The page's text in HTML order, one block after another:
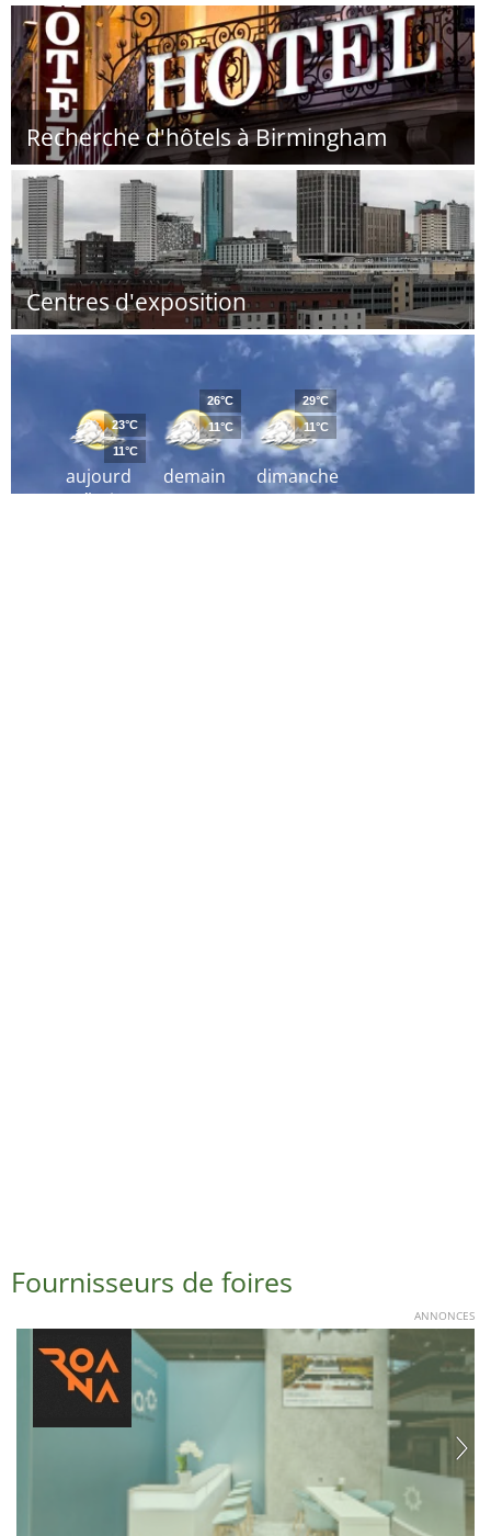
Recherche d'hôtels à Birmingham
Centres d'exposition
aujourd
´hui
23°C
11°C
demain
26°C
11°C
dimanche
29°C
11°C
Fournisseurs de foires
ANNONCES